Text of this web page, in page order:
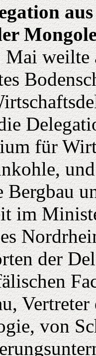
Mai
für
Bergbau
im
der
Vertreter
von